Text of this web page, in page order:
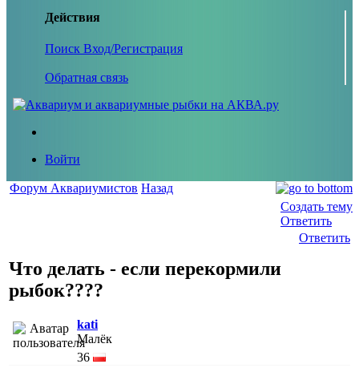
Действия
Поиск Вход/Регистрация
Обратная связь
Войти
Форум Аквариумистов Назад
Создать тему
Ответить
Ответить
Что делать - если перекормили
рыбок????
kati
Малёк
36